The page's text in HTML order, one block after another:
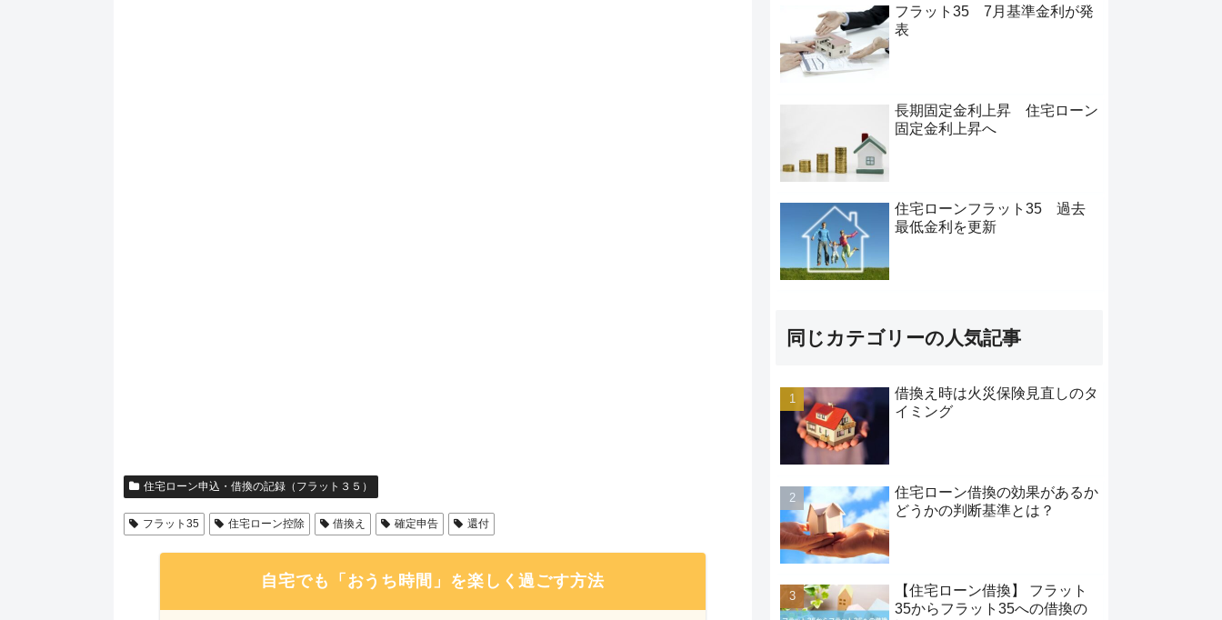
住宅ローン申込・借換の記録（フラット３５）
フラット35 住宅ローン控除 借換え 確定申告 還付
自宅でも「おうち時間」を楽しく過ごす方法
フラット35 7月基準金利が発
表
長期固定金利上昇 住宅ローン
固定金利上昇へ
住宅ローンフラット35 過去
最低金利を更新
同じカテゴリーの人気記事
借換え時は火災保険見直しのタ
イミング
住宅ローン借換の効果があるか
どうかの判断基準とは？
【住宅ローン借換】 フラット
35からフラット35への借換の